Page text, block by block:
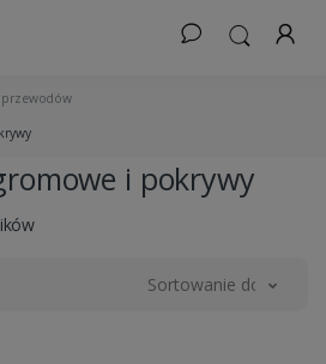
przewodów
i pokrywy
Sortowanie domyślne